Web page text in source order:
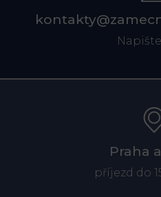
Praha
příjezd do